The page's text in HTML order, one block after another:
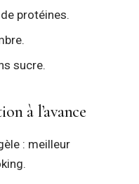
protéines.
sucre.
à l’avance
: meilleur